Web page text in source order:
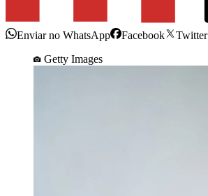
Enviar no WhatsApp Facebook
Twitter
Getty Images